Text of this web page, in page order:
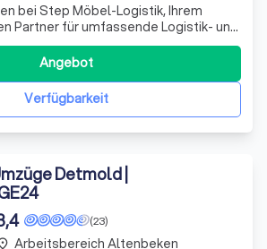
bei Step Möbel-Logistik, Ihrem
Partner für umfassende Logistik- und
in Rheda-Wiedenbrück. Seit unserer
haben wir uns mit Leidenschaft und
erstklassiger
Unser dy
Verfügbarkeit
Angebot
Detmold |
(23)
Arbeitsbereich Altenbeken